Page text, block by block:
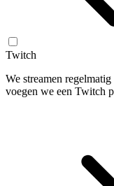
Twitch
We streamen
voegen we een Twitch